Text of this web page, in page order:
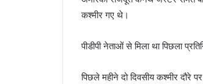
कश्मीर गए थे।
पीडीपी नेताओं से मिला था पिछला
पिछले महीने दो दिवसीय कश्मीर दौरे